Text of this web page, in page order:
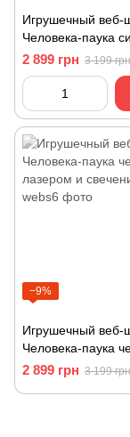
Игрушечный веб-
Человека-паука
лазером и
2 899 грн 3 199 грн
−9%
Игрушечный веб-
Человека-паука
лазером и
2 899 грн 3 199 грн